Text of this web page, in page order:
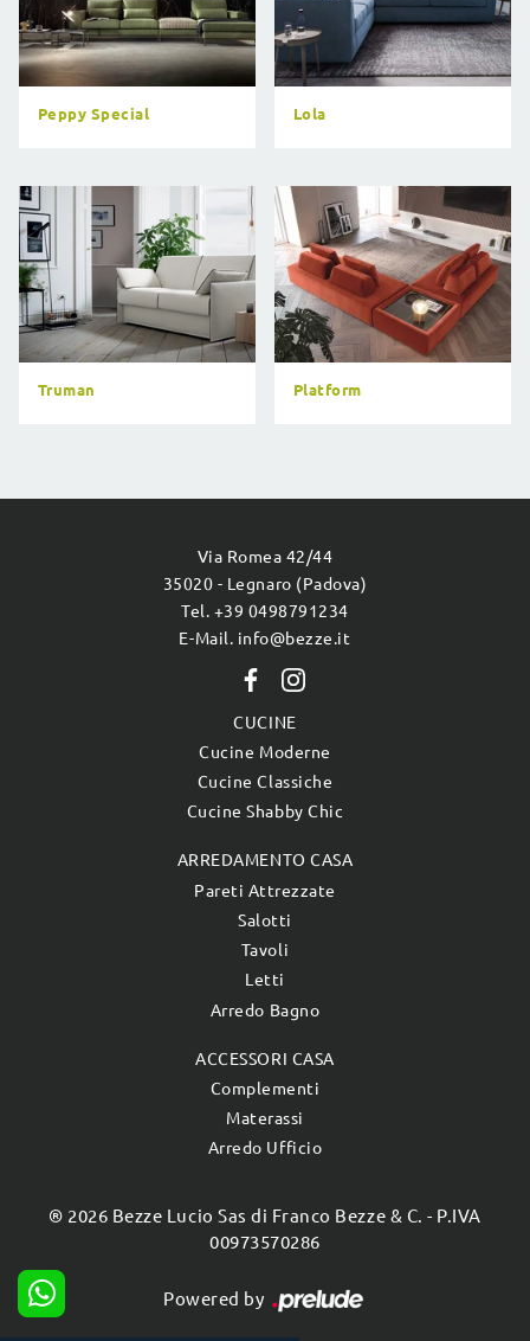
Peppy Special Lola
Truman Platform
Via Romea 42/44
35020 - Legnaro (Padova)
Tel. +39 0498791234
E-Mail. info@bezze.it
CUCINE
Cucine Moderne
Cucine Classiche
Cucine Shabby Chic
ARREDAMENTO CASA
Pareti Attrezzate
Salotti
Tavoli
Letti
Arredo Bagno
ACCESSORI CASA
Complementi
Materassi
Arredo Ufficio
® 2026 Bezze Lucio Sas di Franco Bezze & C. - P.IVA
00973570286
Powered by